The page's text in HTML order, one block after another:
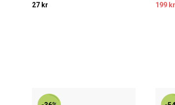
27 kr
199 kr